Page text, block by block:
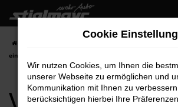
Zum
Hauptinhalt
springen
einfach bei Ihrem VW Händler
Cookie
Wir nutzen Cookies, um Ihnen die
unserer Webseite zu ermöglichen und
Kommunikation mit Ihnen zu
berücksichtigen hierbei Ihre